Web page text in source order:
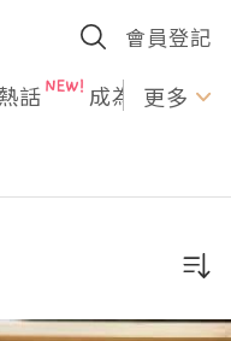
會員登記
話 成為U更多